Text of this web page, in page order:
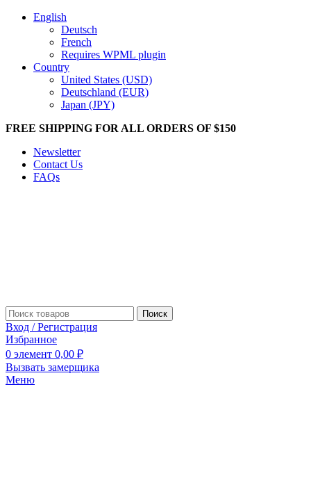
English
Deutsch
French
Requires WPML plugin
Country
United States (USD)
Deutschland (EUR)
Japan (JPY)
FREE SHIPPING FOR ALL ORDERS OF $150
Newsletter
Contact Us
FAQs
Поиск
Вход / Регистрация
Избранное
0 элемент 0,00 ₽
Вызвать замерщика
Меню